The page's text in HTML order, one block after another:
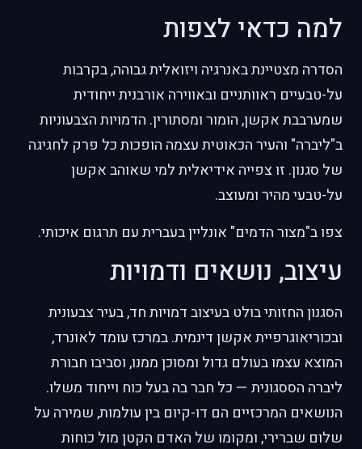
למה כדאי לצפות
הסדרה מצטיינת באנרגיה ויזואלית גבוהה, בקרבות
על-טבעיים ראוותניים ובאווירה אורבנית ייחודית
שמערבבת אקשן, הומור ומסתורין. הדמויות הצבעוניות
ב"ליברה" והעיר הכאוטית עצמה הופכות כל פרק לחגיגה
של סגנון. זו צפייה אידיאלית למי שאוהב אקשן
על-טבעי מהיר ומעוצב.
צפו ב"מצור הדמים" אונליין בעברית עם תרגום איכותי.
עיצוב, נושאים ודמויות
הסגנון החזותי בולט בעיצוב דמויות חד, בעיר צבעונית
ובכוריאוגרפיית אקשן דינמית. במרכז עומד לאונרד,
המוצא עצמו בעולם גדול ומסוכן ממנו, וסביבו חבורת
ליברה הססגונית — כל חבר בה בעל כוח וייחוד משלו.
הנושאים המרכזיים הם דו-קיום בין עולמות, שמירה על
שלום שברירי, ומקומו של האדם הקטן מול כוחות